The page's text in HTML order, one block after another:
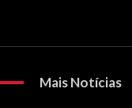
Mais Notícias